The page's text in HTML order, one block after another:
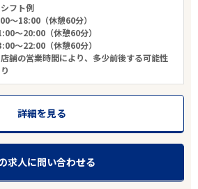
フト例
～18:00（休憩60分）
～20:00（休憩60分）
～22:00（休憩60分）
舗の営業時間により、多少前後する可能性
詳細を見る
求人に問い合わせる